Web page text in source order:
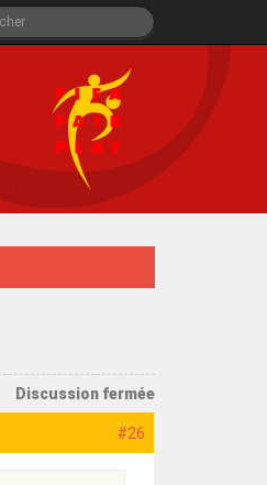
Discussion fermée
#26